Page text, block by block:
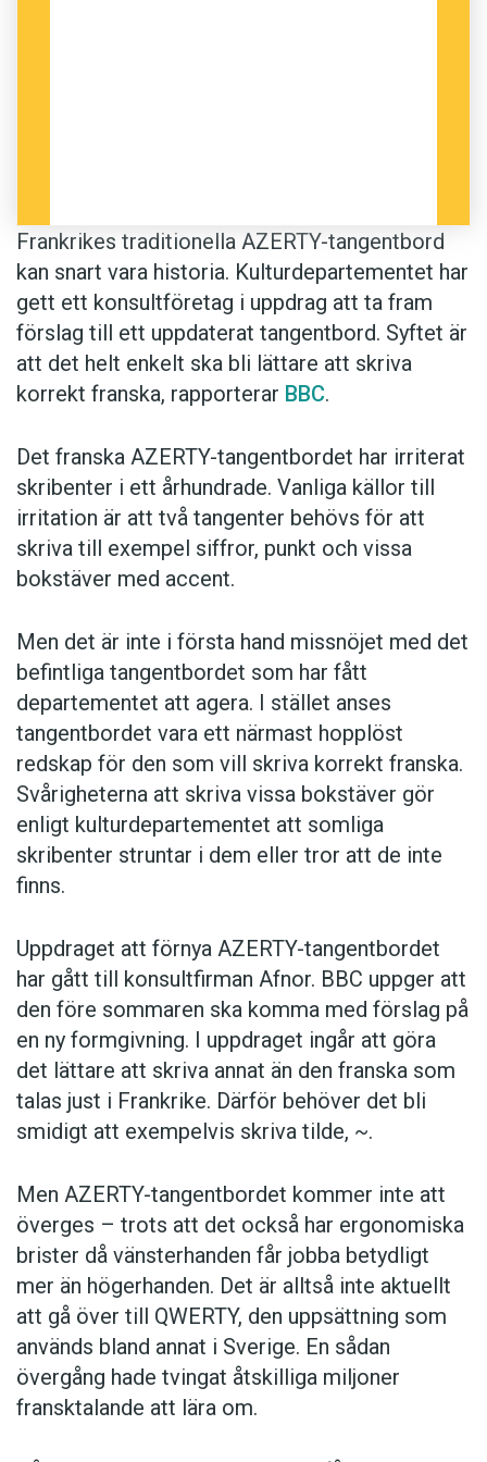
Frankrikes traditionella AZERTY-tangentbord
kan snart vara historia. Kulturdepartementet har
gett ett konsultföretag i uppdrag att ta fram
förslag till ett uppdaterat tangentbord. Syftet är
att det helt enkelt ska bli lättare att skriva
korrekt franska, rapporterar BBC.
Det franska AZERTY-tangentbordet har irriterat
skribenter i ett århundrade. Vanliga källor till
irritation är att två tangenter behövs för att
skriva till exempel siffror, punkt och vissa
bokstäver med accent.
Men det är inte i första hand missnöjet med det
befintliga tangentbordet som har fått
departementet att agera. I stället anses
tangentbordet vara ett närmast hopplöst
redskap för den som vill skriva korrekt franska.
Svårigheterna att skriva vissa bokstäver gör
enligt kulturdepartementet att somliga
skribenter struntar i dem eller tror att de inte
finns.
Uppdraget att förnya AZERTY-tangentbordet
har gått till konsultfirman Afnor. BBC uppger att
den före sommaren ska komma med förslag på
en ny formgivning. I uppdraget ingår att göra
det lättare att skriva annat än den franska som
talas just i Frankrike. Därför behöver det bli
smidigt att exempelvis skriva tilde, ~.
Men AZERTY-tangentbordet kommer inte att
överges – trots att det också har ergonomiska
brister då vänsterhanden får jobba betydligt
mer än högerhanden. Det är alltså inte aktuellt
att gå över till QWERTY, den uppsättning som
används bland annat i Sverige. En sådan
övergång hade tvingat åtskilliga miljoner
fransktalande att lära om.